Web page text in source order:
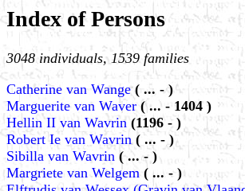
Index of Persons
3048 individuals, 1539 families
Catherine van Wange( ... - )
Marguerite van Waver ( ... - 1404 )
Hellin II van Wavrin (1196 - )
Robert Ie van Wavrin ( ... - )
Sibilla van Wavrin ( ... - )
Margriete van Welgem ( ... - )